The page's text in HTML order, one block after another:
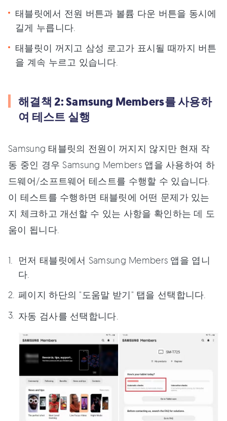
태블릿에서 전원 버튼과 볼륨 다운 버튼을 동시에
길게 누릅니다.
태블릿이 꺼지고 삼성 로고가 표시될 때까지 버튼
을 계속 누르고 있습니다.
해결책 2: Samsung Members를 사용하
여 테스트 실행
Samsung 태블릿의 전원이 꺼지지 않지만 현재 작
동 중인 경우 Samsung Members 앱을 사용하여 하
드웨어/소프트웨어 테스트를 수행할 수 있습니다.
이 테스트를 수행하면 태블릿에 어떤 문제가 있는
지 체크하고 개선할 수 있는 사항을 확인하는 데 도
움이 됩니다.
먼저 태블릿에서 Samsung Members 앱을 엽니
다.
페이지 하단의 "도움말 받기" 탭을 선택합니다.
자동 검사를 선택합니다.